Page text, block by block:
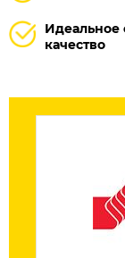
Идеальное
качество